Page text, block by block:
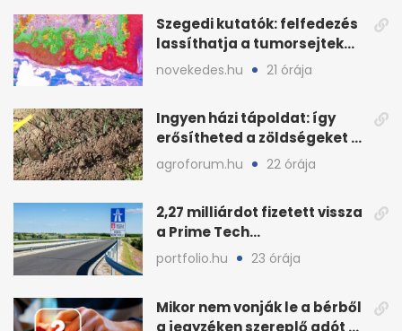
Szegedi kutatók: felfedezés
lassíthatja a tumorsejtek
terjedését
novekedes.hu 21 órája
Ingyen házi tápoldat: így
erősítheted a zöldségeket a
hőhullám után
agroforum.hu 22 órája
2,27 milliárdot fizetett vissza
a Prime Tech
Magántőkealap az
államnak
portfolio.hu 23 órája
Mikor nem vonják le a bérből
a jegyzéken szereplő adót és